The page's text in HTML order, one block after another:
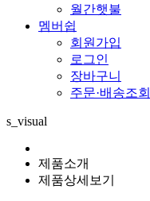
월간햇불
멤버쉽
회원가입
로그인
장바구니
주문·배송조회
s_visual
제품소개
제품상세보기